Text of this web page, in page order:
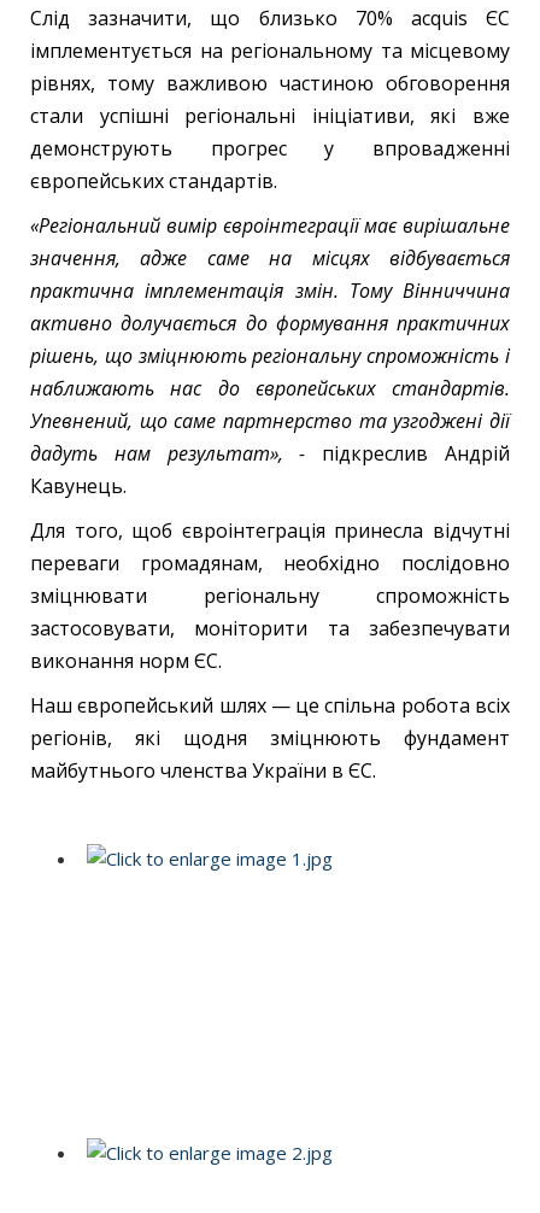
Слід зазначити, що близько 70% acquis ЄС
імплементується на регіональному та місцевому
рівнях, тому важливою частиною обговорення
стали успішні регіональні ініціативи, які вже
демонструють прогрес у впровадженні
європейських стандартів.
«Регіональний вимір євроінтеграції має вирішальне
значення, адже саме на місцях відбувається
практична імплементація змін. Тому Вінниччина
активно долучається до формування практичних
рішень, що зміцнюють регіональну спроможність і
наближають нас до європейських стандартів.
Упевнений, що саме партнерство та узгоджені дії
дадуть нам результат», - підкреслив Андрій
Кавунець.
Для того, щоб євроінтеграція принесла відчутні
переваги громадянам, необхідно послідовно
зміцнювати регіональну спроможність
застосовувати, моніторити та забезпечувати
виконання норм ЄС.
Наш європейський шлях — це спільна робота всіх
регіонів, які щодня зміцнюють фундамент
майбутнього членства України в ЄС.